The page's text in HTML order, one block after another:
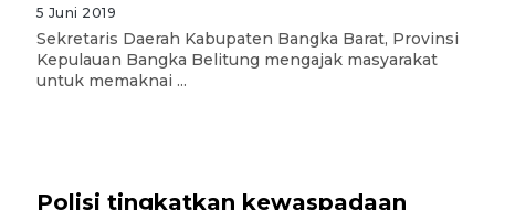
5 Juni 2019
Sekretaris Daerah Kabupaten Bangka Barat, Provinsi
Kepulauan Bangka Belitung mengajak masyarakat
untuk memaknai ...
Polisi tingkatkan kewaspadaan